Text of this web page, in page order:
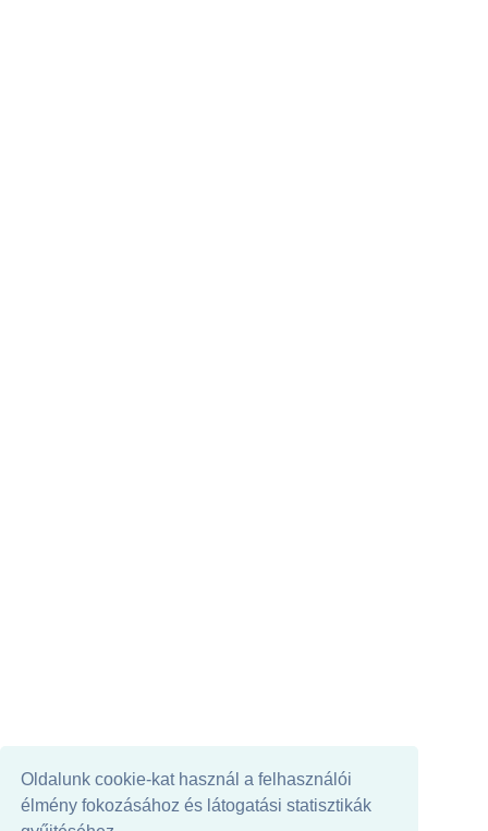
Oldalunk cookie-kat használ a felhasználói
élmény fokozásához és látogatási statisztikák